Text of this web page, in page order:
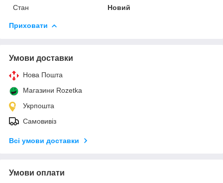
Стан
Новий
Приховати
Умови доставки
Нова Пошта
Магазини Rozetka
Укрпошта
Самовивіз
Всі умови доставки
Умови оплати